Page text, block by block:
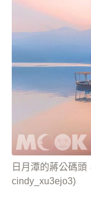
日月潭的蔣公碼
cindy_xu3ejo3)